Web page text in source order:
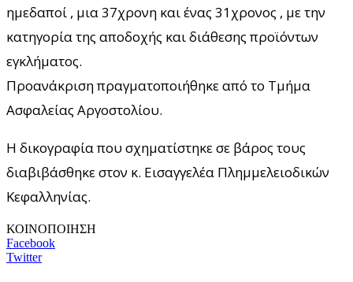
ημεδαποί , μια 37χρονη και ένας 31χρονος , με την
κατηγορία της αποδοχής και διάθεσης προϊόντων
εγκλήματος.
Προανάκριση πραγματοποιήθηκε από το Τμήμα
Ασφαλείας Αργοστολίου.
Η δικογραφία που σχηματίστηκε σε βάρος τους
διαβιβάσθηκε στον κ. Εισαγγελέα Πλημμελειοδικών
Κεφαλληνίας.
ΚΟΙΝΟΠΟΙΗΣΗ
Facebook
Twitter